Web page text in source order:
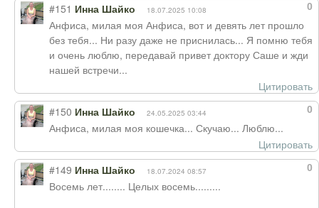
0
#151 Инна Шайко 18.07.2025 10:08
Анфиса, милая моя Анфиса, вот и девять лет прошло
без тебя... Ни разу даже не приснилась... Я помню тебя
и очень люблю, передавай привет доктору Саше и жди
нашей встречи...
Цитировать
0
#150 Инна Шайко 24.05.2025 03:44
Анфиса, милая моя кошечка... Скучаю... Люблю...
Цитировать
0
#149 Инна Шайко 18.07.2024 08:57
Восемь лет........ Целых восемь.........